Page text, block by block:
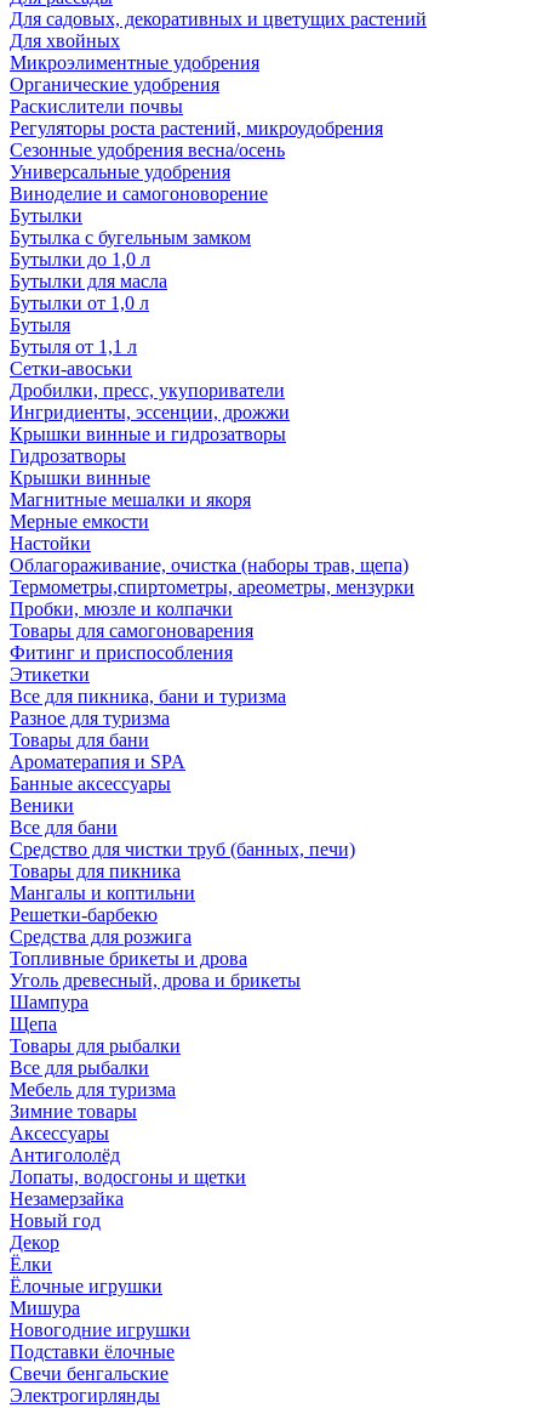
Для садовых, декоративных и цветущих растений
Для хвойных
Микроэлиментные удобрения
Органические удобрения
Раскислители почвы
Регуляторы роста растений, микроудобрения
Сезонные удобрения весна/осень
Универсальные удобрения
Виноделие и самогоноворение
Бутылки
Бутылка с бугельным замком
Бутылки до 1,0 л
Бутылки для масла
Бутылки от 1,0 л
Бутыля
Бутыля от 1,1 л
Сетки-авоськи
Дробилки, пресс, укупориватели
Ингридиенты, эссенции, дрожжи
Крышки винные и гидрозатворы
Гидрозатворы
Крышки винные
Магнитные мешалки и якоря
Мерные емкости
Настойки
Облагораживание, очистка (наборы трав, щепа)
Термометры,спиртометры, ареометры, мензурки
Пробки, мюзле и колпачки
Товары для самогоноварения
Фитинг и приспособления
Этикетки
Все для пикника, бани и туризма
Разное для туризма
Товары для бани
Ароматерапия и SPA
Банные аксессуары
Веники
Все для бани
Средство для чистки труб (банных, печи)
Товары для пикника
Мангалы и коптильни
Решетки-барбекю
Средства для розжига
Топливные брикеты и дрова
Уголь древесный, дрова и брикеты
Шампура
Щепа
Товары для рыбалки
Все для рыбалки
Мебель для туризма
Зимние товары
Аксессуары
Антигололёд
Лопаты, водосгоны и щетки
Незамерзайка
Новый год
Декор
Ёлки
Ёлочные игрушки
Мишура
Новогодние игрушки
Подставки ёлочные
Свечи бенгальские
Электрогирлянды